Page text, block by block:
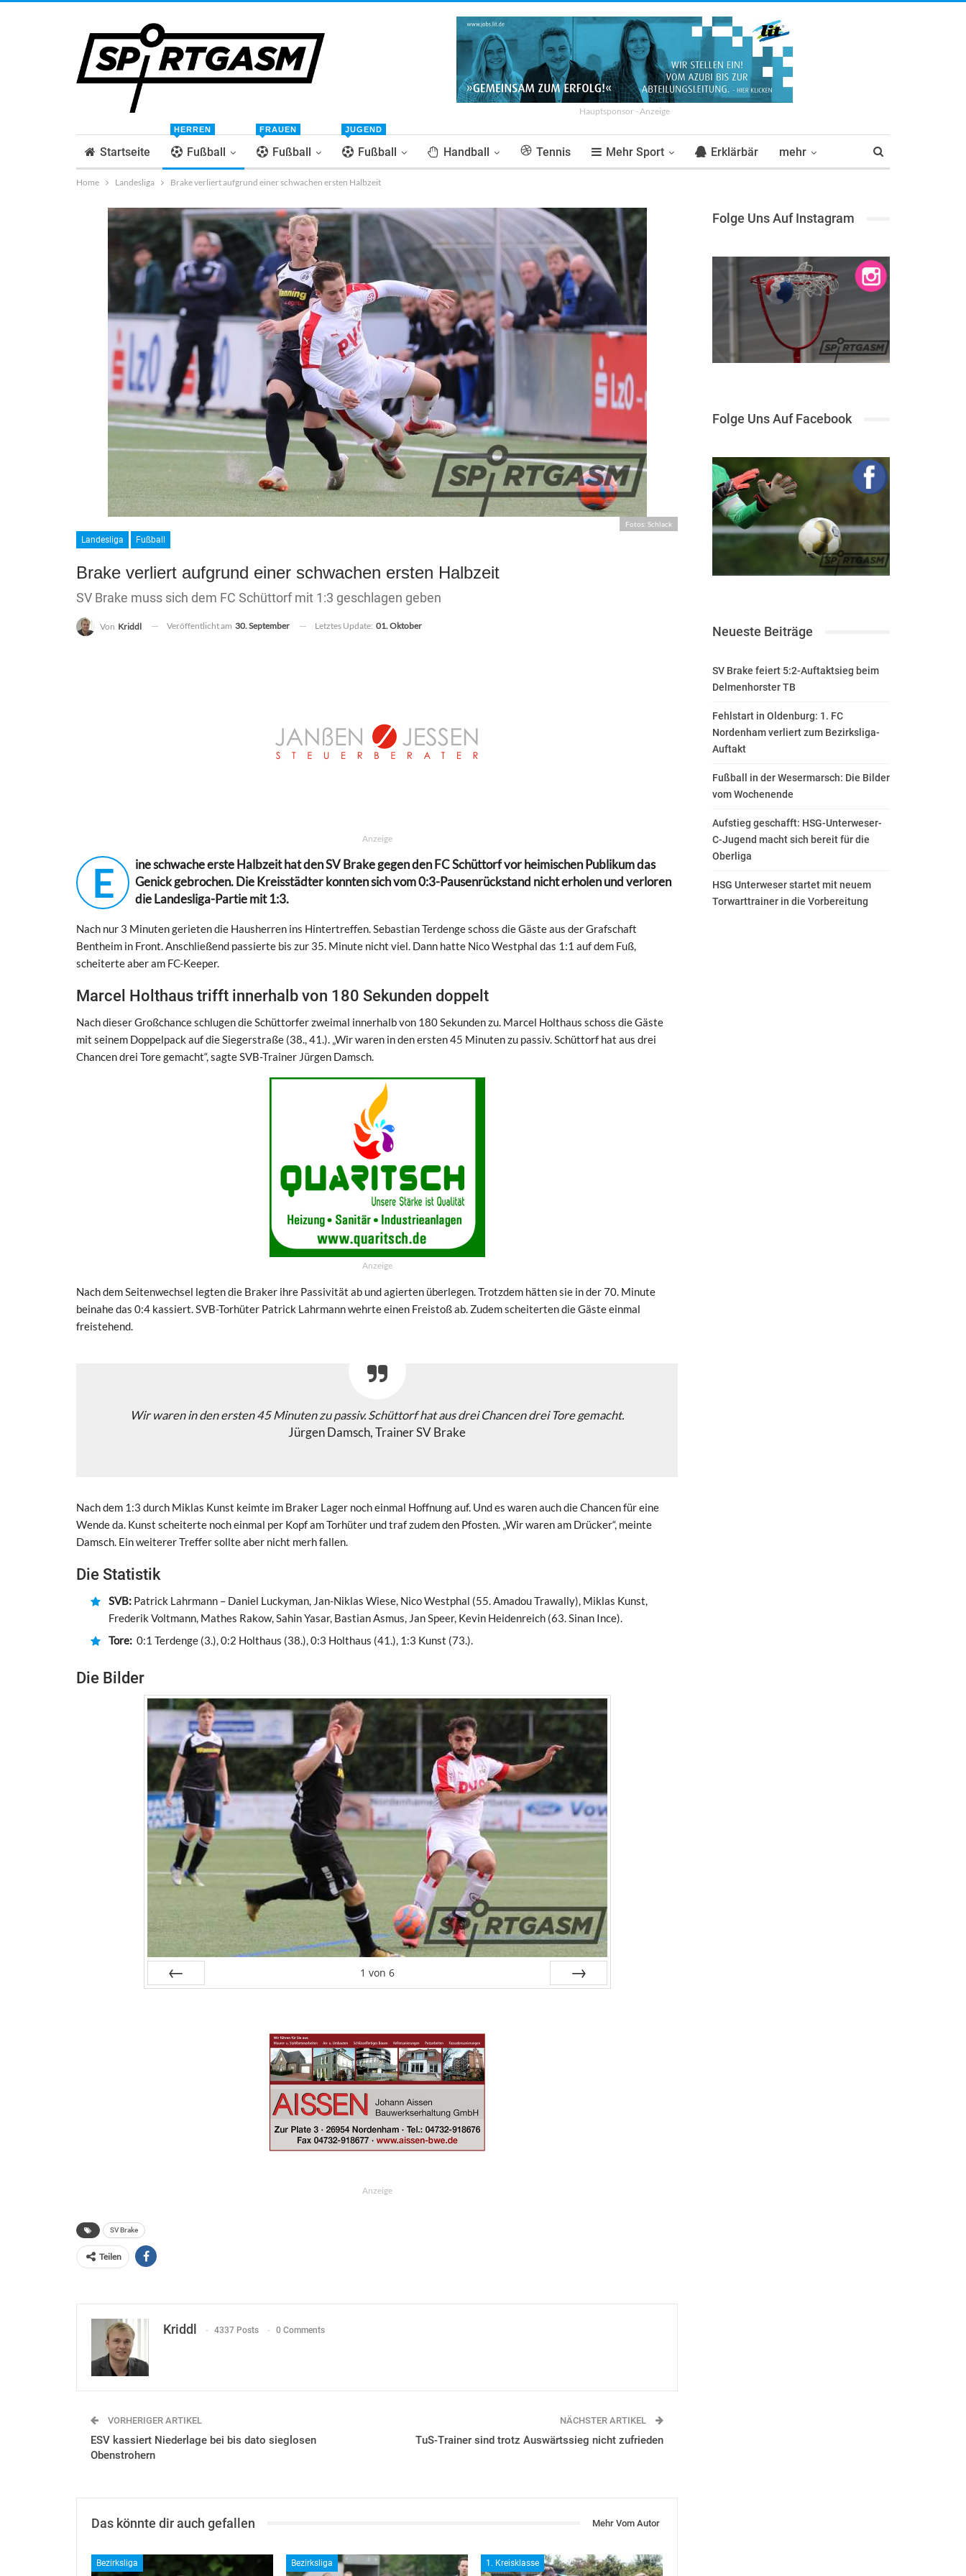
Hauptsponsor - Anzeige
Startseite Fußball
HERREN
Fußball
FRAUEN
Fußball
JUGEND
Handball Tennis Mehr Sport Erklärbär mehr
Home Landesliga Brake verliert aufgrund einer schwachen ersten Halbzeit
Fotos: Schlack
Landesliga Fußball
Brake verliert aufgrund einer schwachen ersten Halbzeit
SV Brake muss sich dem FC Schüttorf mit 1:3 geschlagen geben
Von Kriddl Veröffentlicht am 30. September Letztes Update: 01. Oktober
Anzeige
E
ine schwache erste Halbzeit hat den SV Brake gegen den FC Schüttorf vor heimischen Publikum das
Genick gebrochen. Die Kreisstädter konnten sich vom 0:3-Pausenrückstand nicht erholen und verloren
die Landesliga-Partie mit 1:3.
Nach nur 3 Minuten gerieten die Hausherren ins Hintertreffen. Sebastian Terdenge schoss die Gäste aus der Grafschaft
Bentheim in Front. Anschließend passierte bis zur 35. Minute nicht viel. Dann hatte Nico Westphal das 1:1 auf dem Fuß,
scheiterte aber am FC-Keeper.
Marcel Holthaus trifft innerhalb von 180 Sekunden doppelt
Nach dieser Großchance schlugen die Schüttorfer zweimal innerhalb von 180 Sekunden zu. Marcel Holthaus schoss die Gäste
mit seinem Doppelpack auf die Siegerstraße (38., 41.). „Wir waren in den ersten 45 Minuten zu passiv. Schüttorf hat aus drei
Chancen drei Tore gemacht“, sagte SVB-Trainer Jürgen Damsch.
Anzeige
Nach dem Seitenwechsel legten die Braker ihre Passivität ab und agierten überlegen. Trotzdem hätten sie in der 70. Minute
beinahe das 0:4 kassiert. SVB-Torhüter Patrick Lahrmann wehrte einen Freistoß ab. Zudem scheiterten die Gäste einmal
freistehend.
Wir waren in den ersten 45 Minuten zu passiv. Schüttorf hat aus drei Chancen drei Tore gemacht.
Jürgen Damsch, Trainer SV Brake
Nach dem 1:3 durch Miklas Kunst keimte im Braker Lager noch einmal Hoffnung auf. Und es waren auch die Chancen für eine
Wende da. Kunst scheiterte noch einmal per Kopf am Torhüter und traf zudem den Pfosten. „Wir waren am Drücker“, meinte
Damsch. Ein weiterer Treffer sollte aber nicht merh fallen.
Die Statistik
SVB: Patrick Lahrmann – Daniel Luckyman, Jan-Niklas Wiese, Nico Westphal (55. Amadou Trawally), Miklas Kunst,
Frederik Voltmann, Mathes Rakow, Sahin Yasar, Bastian Asmus, Jan Speer, Kevin Heidenreich (63. Sinan Ince).
Tore: 0:1 Terdenge (3.), 0:2 Holthaus (38.), 0:3 Holthaus (41.), 1:3 Kunst (73.).
Die Bilder
1 von 6
Anzeige
SV Brake
Teilen
Kriddl 4337 Posts 0 Comments
VORHERIGER ARTIKEL
ESV kassiert Niederlage bei bis dato sieglosen
Obenstrohern
NÄCHSTER ARTIKEL
TuS-Trainer sind trotz Auswärtssieg nicht zufrieden
Das könnte dir auch gefallen Mehr Vom Autor
Bezirksliga Bezirksliga 1. Kreisklasse
Folge Uns Auf Instagram
Folge Uns Auf Facebook
Neueste Beiträge
SV Brake feiert 5:2-Auftaktsieg beim
Delmenhorster TB
Fehlstart in Oldenburg: 1. FC
Nordenham verliert zum Bezirksliga-
Auftakt
Fußball in der Wesermarsch: Die Bilder
vom Wochenende
Aufstieg geschafft: HSG-Unterweser-
C-Jugend macht sich bereit für die
Oberliga
HSG Unterweser startet mit neuem
Torwarttrainer in die Vorbereitung